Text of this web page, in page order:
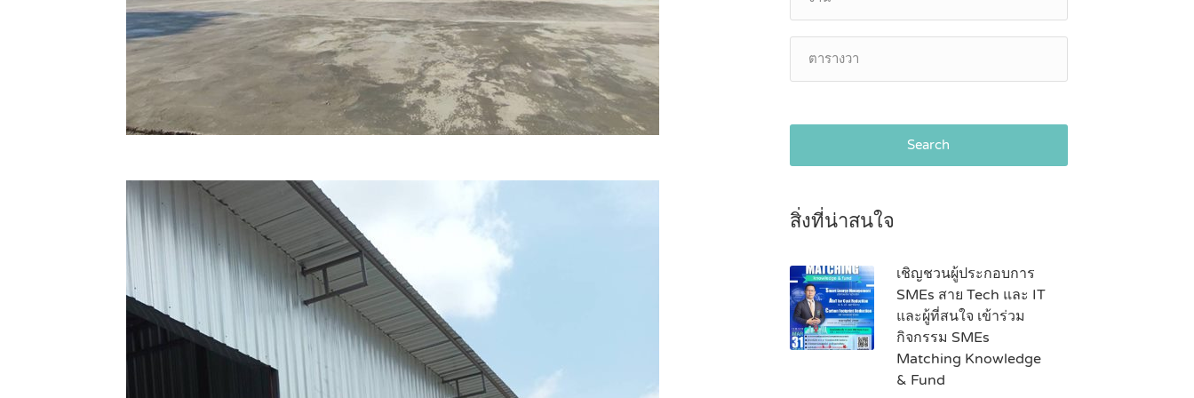
Search
สิ่งที่น่าสนใจ
เชิญชวนผู้ประกอบการ
SMEs สาย Tech และ IT
และผู้ที่สนใจ เข้าร่วม
กิจกรรม SMEs
Matching Knowledge
& Fund